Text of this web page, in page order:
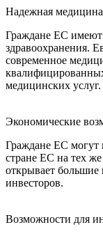
Надежная
Граждане ЕС имеют
здравоохранения.
современное
медицинских услуг.
Экономические
Граждане ЕС могут
стране ЕС на тех
открывает
инвесторов.
Возможности для